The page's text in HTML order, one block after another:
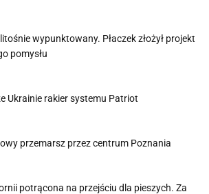
wypunktowany. Płaczek złożył projekt
pomysłu
Ukrainie rakier systemu Patriot
przemarsz przez centrum Poznania
potrącona na przejściu dla pieszych. Za